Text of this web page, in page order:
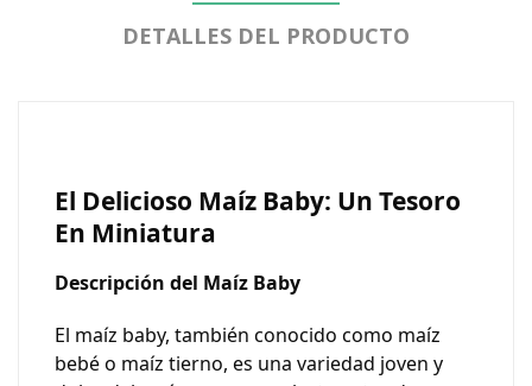
DETALLES DEL PRODUCTO
El Delicioso Maíz Baby: Un Tesoro
En Miniatura
Descripción del Maíz Baby
El maíz baby, también conocido como maíz
bebé o maíz tierno, es una variedad joven y